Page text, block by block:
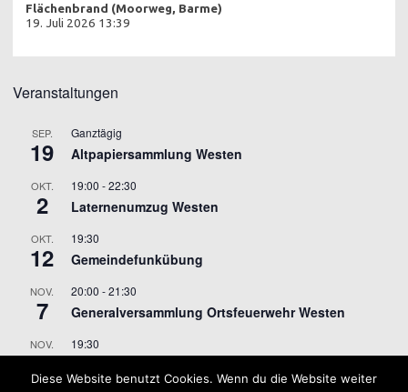
Flächenbrand (Moorweg, Barme)
19. Juli 2026 13:39
Veranstaltungen
SEP.
19
Ganztägig
Altpapiersammlung Westen
OKT.
2
19:00 -22:30
Laternenumzug Westen
OKT.
12
19:30
Gemeindefunkübung
NOV.
7
20:00 -21:30
Generalversammlung Ortsfeuerwehr Westen
NOV.
9
19:30
Diese Website benutzt Cookies. Wenn du die Website weiter